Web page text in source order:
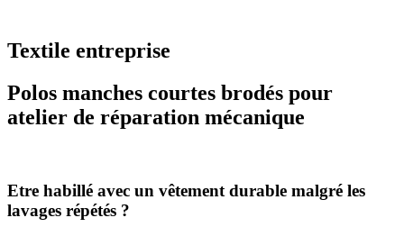
Textile entreprise
Polos manches courtes brodés pour
atelier de réparation mécanique
Etre habillé avec un vêtement durable malgré les
lavages répétés ?